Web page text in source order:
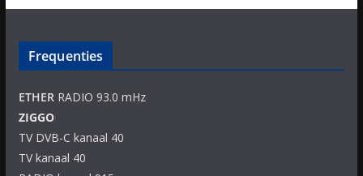
Frequenties
ETHERRADIO 93.0 mHz
ZIGGO
TV DVB-C kanaal 40
TV kanaal 40